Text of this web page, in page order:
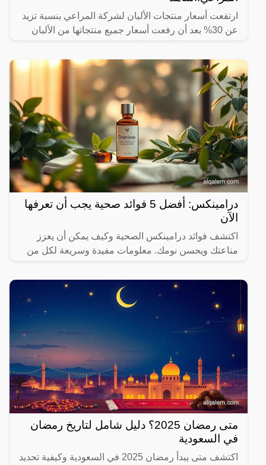
ارتفعت أسعار منتجات الألبان لشركة المراعي بنسبة تزيد
عن 30% بعد أن رفعت أسعار جميع منتجاتها من الألبان
درامينكس: أفضل 5 فوائد صحية يجب أن تعرفها
الآن
اكتشف فوائد درامينكس الصحية وكيف يمكن أن يعزز
مناعتك ويحسن نومك. معلومات مفيدة وسريعة لكل من
متى رمضان 2025؟ دليل شامل لتاريخ رمضان
في السعودية
اكتشف متى يبدأ رمضان 2025 في السعودية وكيفية تحديد